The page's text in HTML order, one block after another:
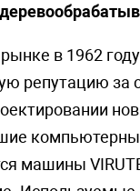
в 1962
репутацию за
машины